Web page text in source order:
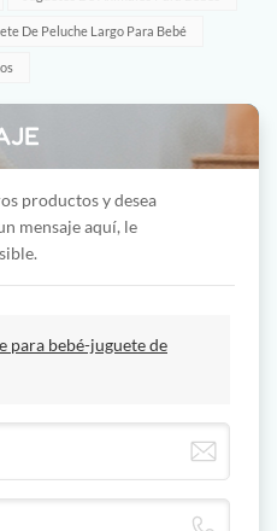
De Peluche Largo Para Bebé
productos y desea
mensaje aquí, le
para bebé-juguete de